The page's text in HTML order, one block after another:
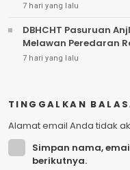
7 hari yang lalu
DBHCHT Pasuruan
Melawan Peredaran
7 hari yang lalu
TINGGALKAN
Alamat email Anda tidak
Simpan nama,
berikutnya.